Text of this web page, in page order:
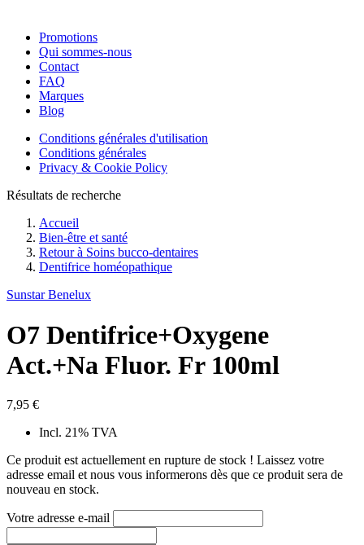
Promotions
Qui sommes-nous
Contact
FAQ
Marques
Blog
Conditions générales d'utilisation
Conditions générales
Privacy & Cookie Policy
Résultats de recherche
Accueil
Bien-être et santé
Retour à Soins bucco-dentaires
Dentifrice homéopathique
Sunstar Benelux
O7 Dentifrice+Oxygene
Act.+Na Fluor. Fr 100ml
7,95 €
Incl. 21% TVA
Ce produit est actuellement en rupture de stock ! Laissez votre
adresse email et nous vous informerons dès que ce produit sera de
nouveau en stock.
Votre adresse e-mail